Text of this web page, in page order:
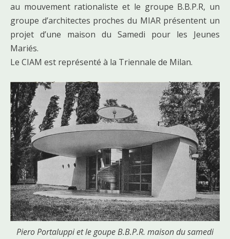
au mouvement rationaliste et le groupe B.B.P.R, un
groupe d’architectes proches du MIAR présentent un
projet d’une maison du Samedi pour les Jeunes
Mariés.
Le CIAM est représenté à la Triennale de Milan.
Piero Portaluppi et le goupe B.B.P.R. maison du samedi